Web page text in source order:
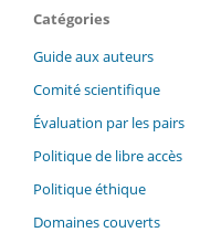
Catégories
Guide aux auteurs
Comité scientifique
Évaluation par les pairs
Politique de libre accès
Politique éthique
Domaines couverts